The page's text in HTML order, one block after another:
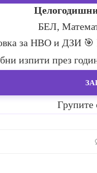
БЕЛ,
за НВО и ДЗИ 🎯
изпити през
Групите